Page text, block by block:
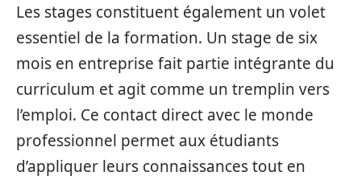
Les stages constituent également un volet
essentiel de la formation. Un stage de six
mois en entreprise fait partie intégrante du
curriculum et agit comme un tremplin vers
l’emploi. Ce contact direct avec le monde
professionnel permet aux étudiants
d’appliquer leurs connaissances tout en